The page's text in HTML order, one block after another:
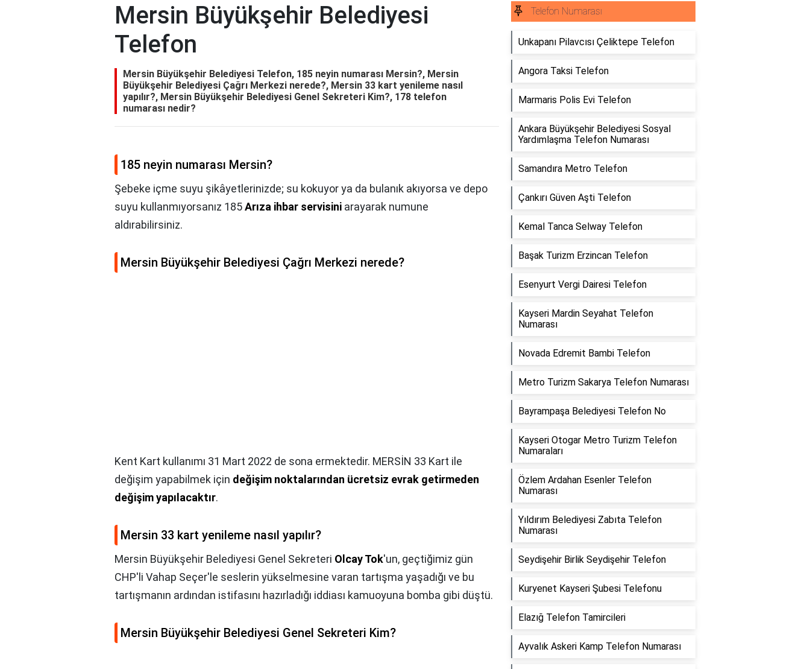
Mersin Büyükşehir Belediyesi
Telefon
Mersin Büyükşehir Belediyesi Telefon, 185 neyin numarası Mersin?, Mersin
Büyükşehir Belediyesi Çağrı Merkezi nerede?, Mersin 33 kart yenileme nasıl
yapılır?, Mersin Büyükşehir Belediyesi Genel Sekreteri Kim?, 178 telefon
numarası nedir?
185 neyin numarası Mersin?
Şebeke içme suyu şikâyetlerinizde; su kokuyor ya da bulanık akıyorsa ve depo
suyu kullanmıyorsanız 185Arıza ihbar servisini arayarak numune
aldırabilirsiniz.
Mersin Büyükşehir Belediyesi Çağrı Merkezi nerede?
Kent Kart kullanımı 31 Mart 2022 de sona ermektedir. MERSİN 33 Kart ile
değişim yapabilmek için değişim noktalarından ücretsiz evrak getirmeden
değişim yapılacaktır.
Mersin 33 kart yenileme nasıl yapılır?
Mersin Büyükşehir Belediyesi Genel Sekreteri Olcay Tok'un, geçtiğimiz gün
CHP'li Vahap Seçer'le seslerin yükselmesine varan tartışma yaşadığı ve bu
tartışmanın ardından istifasını hazırladığı iddiası kamuoyuna bomba gibi düştü.
Mersin Büyükşehir Belediyesi Genel Sekreteri Kim?
Telefon Numarası
Unkapanı Pilavcısı Çeliktepe Telefon
Angora Taksi Telefon
Marmaris Polis Evi Telefon
Ankara Büyükşehir Belediyesi Sosyal
Yardımlaşma Telefon Numarası
Samandıra Metro Telefon
Çankırı Güven Aşti Telefon
Kemal Tanca Selway Telefon
Başak Turizm Erzincan Telefon
Esenyurt Vergi Dairesi Telefon
Kayseri Mardin Seyahat Telefon
Numarası
Novada Edremit Bambi Telefon
Metro Turizm Sakarya Telefon Numarası
Bayrampaşa Belediyesi Telefon No
Kayseri Otogar Metro Turizm Telefon
Numaraları
Özlem Ardahan Esenler Telefon
Numarası
Yıldırım Belediyesi Zabıta Telefon
Numarası
Seydişehir Birlik Seydişehir Telefon
Kuryenet Kayseri Şubesi Telefonu
Elazığ Telefon Tamircileri
Ayvalık Askeri Kamp Telefon Numarası